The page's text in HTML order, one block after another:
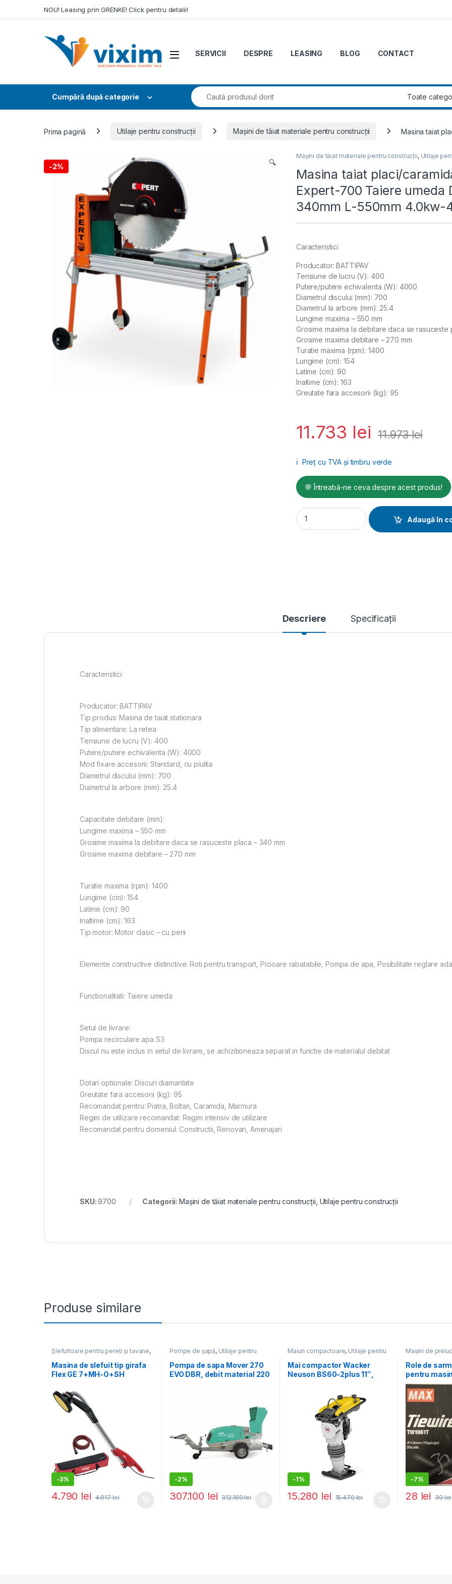
NOU! Leasing prin GRENKE! Click pentru detalii!
SERVICII DESPRE LEASING BLOG CONTACT
Cumpără după categorie
Search for:
Prima pagină Utilaje pentru construcții Mașini de tăiat materiale pentru construcții Masina taiat
-2% 🔍
Mașini de tăiat materiale pentru construcții, Utilaje
Masina taiat placi/
Expert-700 Taiere
340mm L-550mm 4.0kw-
Caracteristici:
Producator: BATTIPAV
Tensiune de lucru (V): 400
Putere/putere echivalenta (W): 4000
Diametrul discului (mm): 700
Diametrul la arbore (mm): 25.4
Lungime maxima – 550 mm
Grosime maxima la debitare daca se rasuceste
Grosime maxima debitare – 270 mm
Turatie maxima (rpm): 1400
Lungime (cm): 154
Latime (cm): 90
Inaltime (cm): 163
Greutate fara accesorii (kg): 95
11.733 lei 11.973lei
ℹ️ Preț cu TVA și timbru verde
💬 Întreabă-ne ceva despre acest produs!
Masina taiat placi/caramida/boltari disc
Adaugă în
Descriere Specificații
Caracteristici:
Producator: BATTIPAV
Tip produs: Masina de taiat stationara
Tip alimentare: La retea
Tensiune de lucru (V): 400
Putere/putere echivalenta (W): 4000
Mod fixare accesorii: Standard, cu piulita
Diametrul discului (mm): 700
Diametrul la arbore (mm): 25.4
Capacitate debitare (mm):
Lungime maxima – 550 mm
Grosime maxima la debitare daca se rasuceste placa – 340 mm
Grosime maxima debitare – 270 mm
Turatie maxima (rpm): 1400
Lungime (cm): 154
Latime (cm): 90
Inaltime (cm): 163
Tip motor: Motor clasic – cu perii
Elemente constructive distinctive: Roti pentru transport, Picioare rabatabile, Pompa de apa, Posibilitate reglare
Functionalitati: Taiere umeda
Setul de livrare:
Pompa recirculare apa S3
Discul nu este inclus in setul de livrare, se achizitioneaza separat in functie de materialul debitat
Dotari optionale: Discuri diamantate
Greutate fara accesorii (kg): 95
Recomandat pentru: Piatra, Boltari, Caramida, Marmura
Regim de utilizare recomandat: Regim intensiv de utilizare
Recomandat pentru domeniul: Constructii, Renovari, Amenajari
SKU:9700 Categorii: Mașini de tăiat materiale pentru construcții Utilaje pentru construcții
Produse similare
Șlefuitoare pentru pereți și tavane,
Utilaje pentru construcții
Masina de slefuit tip girafa
Flex GE 7+MH-O+SH
-3%
4.790 lei 4.917lei
Pompe de șapă, Utilaje pentru
construcții
Pompa de sapa Mover 270
EVO DBR, debit material 220
-2%
307.100 lei 312.160lei
Maiuri compactoare, Utilaje pentru
Mai compactor Wacker
Neuson BS60-2plus 11″,
kN, greutate 66 kg
-1%
15.280 lei 15.470lei
Mașini de
Utilaje pentru
Role de
pentru
beton Max
-7%
28 lei 30lei